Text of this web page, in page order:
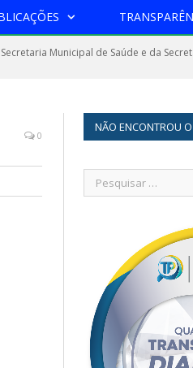
Municipal de Saúde e da
0
NÃO ENCONTROU